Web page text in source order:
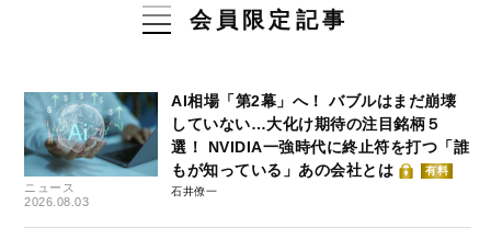
会員限定記事
ニュース
2026.08.03
AI相場「第2幕」へ！ バブルはまだ崩壊
していない…大化け期待の注目銘柄５
選！ NVIDIA一強時代に終止符を打つ「誰
もが知っている」あの会社とは
有料
石井僚一